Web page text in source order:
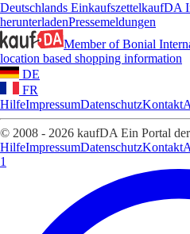
Deutschlands EinkaufszettelkaufDA
herunterladenPressemeldungen
Member of Bonial
location based shopping information
DE
FR
HilfeImpressumDatenschutzKontakt
© 2008 - 2026 kaufDA Ein Portal
HilfeImpressumDatenschutzKontakt
1